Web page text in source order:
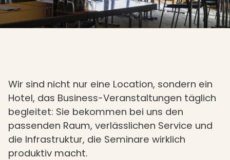
Wir sind nicht nur eine Location, sondern ein
Hotel, das Business-Veranstaltungen täglich
begleitet: Sie bekommen bei uns den
passenden Raum, verlässlichen Service und
die Infrastruktur, die Seminare wirklich
produktiv macht.